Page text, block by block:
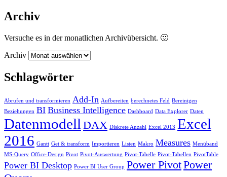
Archiv
Versuche es in der monatlichen Archivübersicht. 🙂
Archiv
Schlagwörter
Abrufen und transformieren Add-In Aufbereiten berechnetes Feld Bereinigen
Beziehungen BI Business Intelligence Dashboard Data Explorer Daten
Datenmodell DAX Diskrete Anzahl Excel 2013 Excel
2016 Gantt Get & transform Importieren Listen Makro Measures Menüband
MS-Query Office-Design Pivot Pivot-Auswertung Pivot-Tabelle Pivot-Tabellen PivotTable
Power BI Desktop Power BI User Group Power PivotPower